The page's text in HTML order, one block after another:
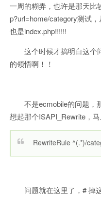
一周的糊弄，也许是那天比
p?url=home/category测试
也是index.php!!!!!!
这个时候才搞明白这个
的领悟啊！！
不是ecmobile的问题，
想起那个ISAPI_Rewrite，
RewriteRule ^(.*)/
问题就在这里了，# 掉